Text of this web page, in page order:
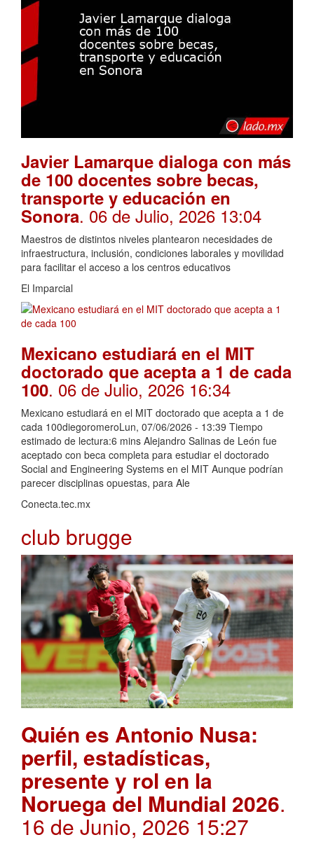
Javier Lamarque dialoga con más
de 100 docentes sobre becas,
transporte y educación en
Sonora. 06 de Julio, 2026 13:04
Maestros de distintos niveles plantearon necesidades de
infraestructura, inclusión, condiciones laborales y movilidad
para facilitar el acceso a los centros educativos
El Imparcial
Mexicano estudiará en el MIT
doctorado que acepta a 1 de cada
100. 06 de Julio, 2026 16:34
Mexicano estudiará en el MIT doctorado que acepta a 1 de
cada 100diegoromeroLun, 07/06/2026 - 13:39 Tiempo
estimado de lectura:6 mins Alejandro Salinas de León fue
aceptado con beca completa para estudiar el doctorado
Social and Engineering Systems en el MIT Aunque podrían
parecer disciplinas opuestas, para Ale
Conecta.tec.mx
club brugge
Quién es Antonio Nusa:
perfil, estadísticas,
presente y rol en la
Noruega del Mundial 2026.
16 de Junio, 2026 15:27